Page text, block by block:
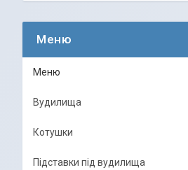
Меню
Вудилища
Котушки
Підставки під вудилища